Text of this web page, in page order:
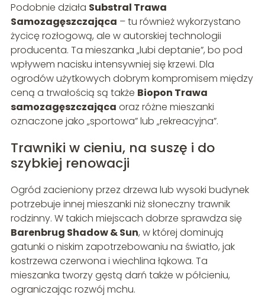
Podobnie działa Substral Trawa
Samozagęszczająca – tu również wykorzystano
życicę rozłogową, ale w autorskiej technologii
producenta. Ta mieszanka „lubi deptanie”, bo pod
wpływem nacisku intensywniej się krzewi. Dla
ogrodów użytkowych dobrym kompromisem między
ceną a trwałością są także Biopon Trawa
samozagęszczająca oraz różne mieszanki
oznaczone jako „sportowa” lub „rekreacyjna”.
Trawniki w cieniu, na suszę i do
szybkiej renowacji
Ogród zacieniony przez drzewa lub wysoki budynek
potrzebuje innej mieszanki niż słoneczny trawnik
rodzinny. W takich miejscach dobrze sprawdza się
Barenbrug Shadow & Sun, w której dominują
gatunki o niskim zapotrzebowaniu na światło, jak
kostrzewa czerwona i wiechlina łąkowa. Ta
mieszanka tworzy gęstą darń także w półcieniu,
ograniczając rozwój mchu.